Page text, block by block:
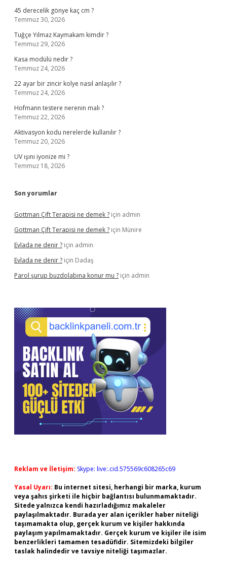
45 derecelik gönye kaç cm ?
Temmuz 30, 2026
Tuğçe Yılmaz Kaymakam kimdir ?
Temmuz 29, 2026
Kasa modülü nedir ?
Temmuz 24, 2026
22 ayar bir zincir kolye nasıl anlaşılır ?
Temmuz 24, 2026
Hofmann testere nerenin malı ?
Temmuz 22, 2026
Aktivasyon kodu nerelerde kullanılır ?
Temmuz 20, 2026
UV ışını iyonize mi ?
Temmuz 18, 2026
Son yorumlar
Gottman Çift Terapisi ne demek ? için admin
Gottman Çift Terapisi ne demek ? için Münire
Evlada ne denir ? için admin
Evlada ne denir ? için Dadaş
Parol şurup buzdolabına konur mu ? için admin
Reklam ve İletişim: Skype: live:.cid.575569c608265c69
Yasal Uyarı: Bu internet sitesi, herhangi bir marka, kurum
veya şahıs şirketi ile hiçbir bağlantısı bulunmamaktadır.
Sitede yalnızca kendi hazırladığımız makaleler
paylaşılmaktadır. Burada yer alan içerikler haber niteliği
taşımamakta olup, gerçek kurum ve kişiler hakkında
paylaşım yapılmamaktadır. Gerçek kurum ve kişiler ile isim
benzerlikleri tamamen tesadüfidir. Sitemizdeki bilgiler
taslak halindedir ve tavsiye niteliği taşımazlar.